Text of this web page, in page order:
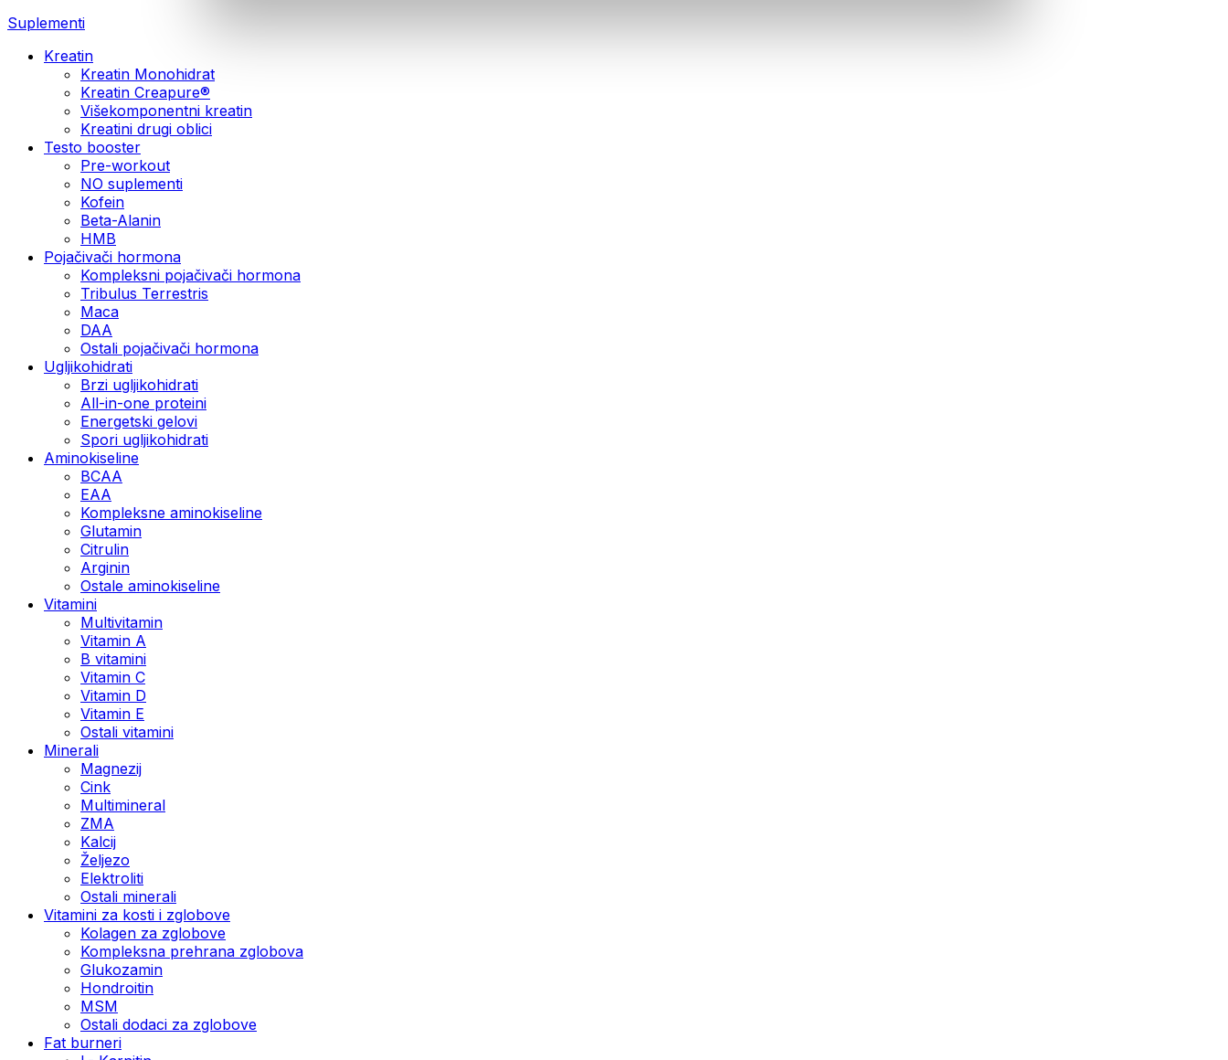
Suplementi
Kreatin
Kreatin Monohidrat
Kreatin Creapure®
Višekomponentni kreatin
Kreatini drugi oblici
Testo booster
Pre-workout
NO suplementi
Kofein
Beta-Alanin
HMB
Pojačivači hormona
Kompleksni pojačivači hormona
Tribulus Terrestris
Maca
DAA
Ostali pojačivači hormona
Ugljikohidrati
Brzi ugljikohidrati
All-in-one proteini
Energetski gelovi
Spori ugljikohidrati
Aminokiseline
BCAA
EAA
Kompleksne aminokiseline
Glutamin
Citrulin
Arginin
Ostale aminokiseline
Vitamini
Multivitamin
Vitamin A
B vitamini
Vitamin C
Vitamin D
Vitamin E
Ostali vitamini
Minerali
Magnezij
Cink
Multimineral
ZMA
Kalcij
Željezo
Elektroliti
Ostali minerali
Vitamini za kosti i zglobove
Kolagen za zglobove
Kompleksna prehrana zglobova
Glukozamin
Hondroitin
MSM
Ostali dodaci za zglobove
Fat burneri